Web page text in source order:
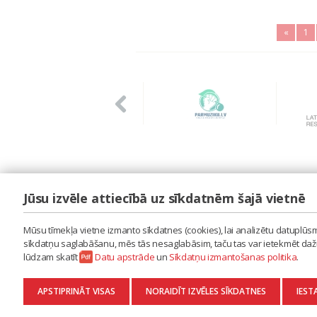
« 1
LAIPA
ES RADU MŪZIKU
AKTUALITĀTES
KONTAKTI
SĪKDATŅU IZMANTOŠANAS POLITIKA
DATU APSTRĀDE
Jūsu izvēle attiecībā uz sīkdatnēm šajā vietnē
Mūsu tīmekļa vietne izmanto sīkdatnes (cookies), lai analizētu
sīkdatņu saglabāšanu, mēs tās nesaglabāsim, taču tas var ietekmēt
lūdzam skatīt
Datu apstrādeun Sīkdatņu izmantošanas politika.
APSTIPRINĀT VISAS NORAIDĪT IZVĒLES SĪKDATNES